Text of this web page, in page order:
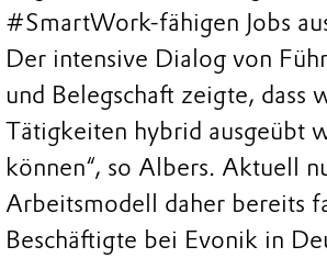
#SmartWork-fähigen Jobs
Der intensive Dialog von
und Belegschaft zeigte, dass
Tätigkeiten hybrid ausgeübt
können“, so Albers. Aktuell
Arbeitsmodell daher bereits
Beschäftigte bei Evonik in